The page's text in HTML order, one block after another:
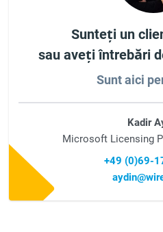
Sunteți un
sau aveți întrebări
Sunt aici
Kadir
Microsoft Licensing
+49 (0)69-